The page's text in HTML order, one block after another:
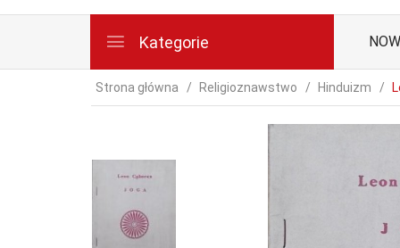
Kategorie
Strona główna Religioznawstwo Hinduizm